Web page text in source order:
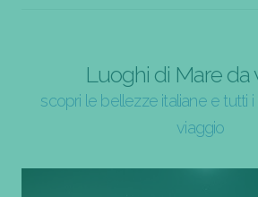
Luoghi di Mare da
scopri le bellezze italiane e tutti i
viaggio